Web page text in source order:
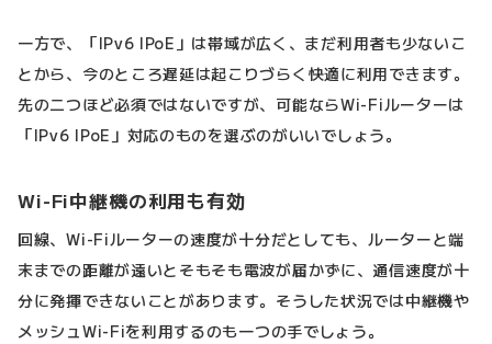
一方で、「IPv6 IPoE」は帯域が広く、まだ利用者も少ないこ
とから、今のところ遅延は起こりづらく快適に利用できます。
先の二つほど必須ではないですが、可能ならWi-Fiルーターは
「IPv6 IPoE」対応のものを選ぶのがいいでしょう。
Wi-Fi中継機の利用も有効
回線、Wi-Fiルーターの速度が十分だとしても、ルーターと端
末までの距離が遠いとそもそも電波が届かずに、通信速度が十
分に発揮できないことがあります。そうした状況では中継機や
メッシュWi-Fiを利用するのも一つの手でしょう。